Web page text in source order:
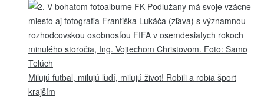
Milujú futbal, milujú ľudí, milujú život! Robili a robia šport
krajším